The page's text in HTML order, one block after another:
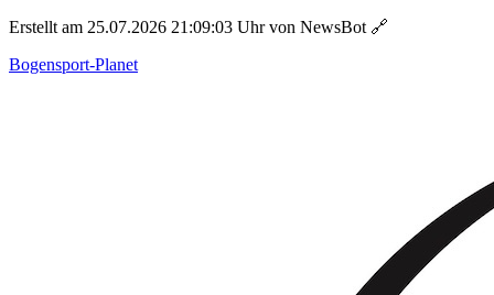
Erstellt am 25.07.2026 21:09:03 Uhr von NewsBot 🔗
Bogensport-Planet